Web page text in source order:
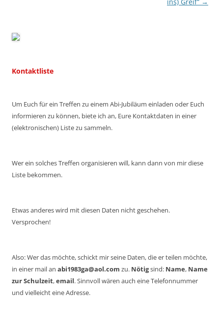
ins) Greif“ →
Kontaktliste
Um Euch für ein Treffen zu einem Abi-Jubiläum einladen oder Euch
informieren zu können, biete ich an, Eure Kontaktdaten in einer
(elektronischen) Liste zu sammeln.
Wer ein solches Treffen organisieren will, kann dann von mir diese
Liste bekommen.
Etwas anderes wird mit diesen Daten nicht geschehen.
Versprochen!
Also: Wer das möchte, schickt mir seine Daten, die er teilen möchte,
in einer mail an abi1983ga@aol.com zu. Nötigsind: Name, Name
zur Schulzeit,email. Sinnvoll wären auch eine Telefonnummer
und vielleicht eine Adresse.